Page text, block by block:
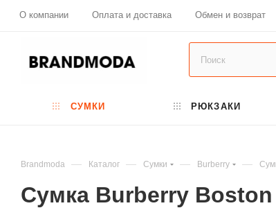
О компании Оплата и доставка Обмен и возврат
СУМКИ РЮКЗАКИ
Brandmoda — Каталог — Сумки — Burberry —
Сумка Burberry